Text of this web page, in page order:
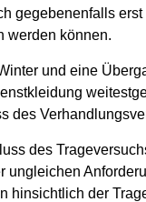
gegebenenfalls
werden können.
und eine
des
des
ungleichen
hinsichtlich der